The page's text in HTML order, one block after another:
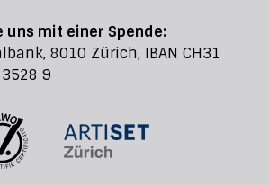
uns mit einer Spende:
8010 Zürich, IBAN CH31
9